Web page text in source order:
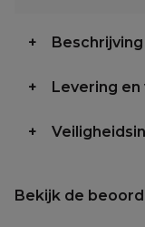
Beschrijving
Levering en
Bekijk de